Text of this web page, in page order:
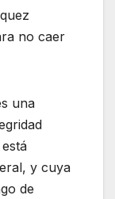
no caer
una
y cuya
de